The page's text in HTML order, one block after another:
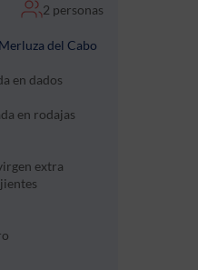
2 personas
del Cabo
en dados
en rodajas
extra